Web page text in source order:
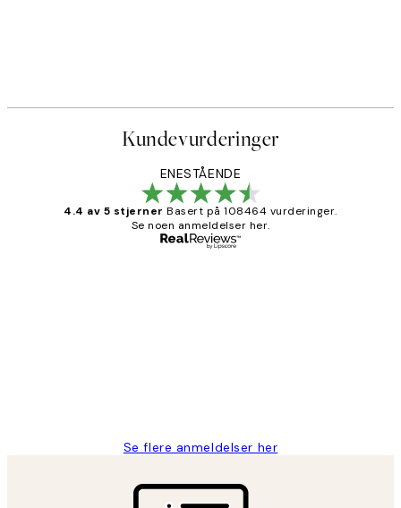
Kundevurderinger
ENESTÅENDE
4.4 av 5 stjerner Basert på 108464 vurderinger.
Se noen anmeldelser her.
Se flere anmeldelser her